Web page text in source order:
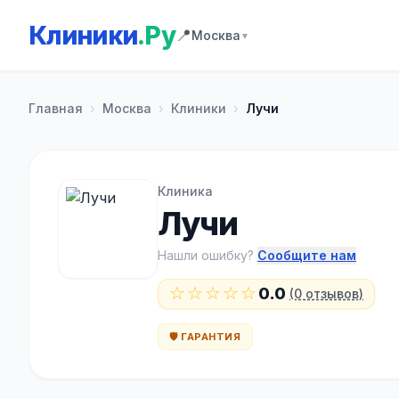
Клиники.Ру📍Москва ▼
Главная › Москва › Клиники › Лучи
Клиника
Лучи
Нашли ошибку? Сообщите нам
☆☆☆☆☆0.0 (0 отзывов)
🛡️ ГАРАНТИЯ